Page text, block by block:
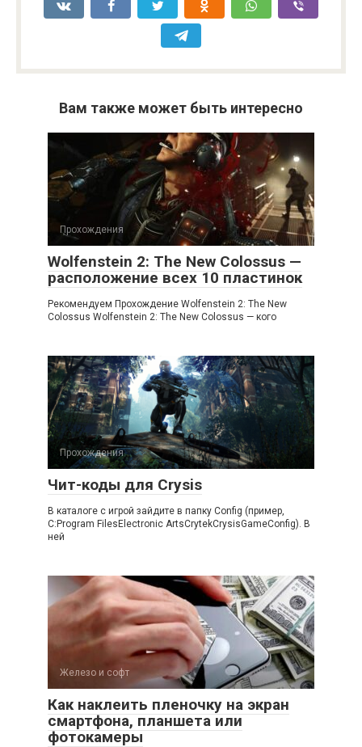
Вам также может быть интересно
Прохождения
Wolfenstein 2: The New Colossus —
расположение всех 10 пластинок
Рекомендуем Прохождение Wolfenstein 2: The New
Colossus Wolfenstein 2: The New Colossus — кого
Прохождения
Чит-коды для Crysis
В каталоге с игрой зайдите в папку Config (пример,
C:Program FilesElectronic ArtsCrytekCrysisGameConfig). В
ней
Железо и софт
Как наклеить пленочку на экран
смартфона, планшета или
фотокамеры